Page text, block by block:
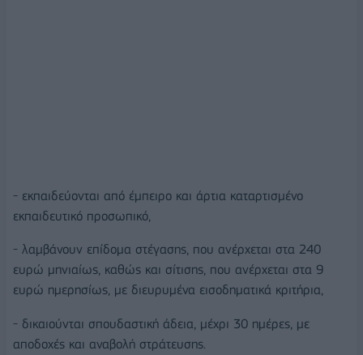
- εκπαιδεύονται από έμπειρο και άρτια καταρτισμένο
εκπαιδευτικό προσωπικό,
- λαμβάνουν επίδομα στέγασης, που ανέρχεται στα 240
ευρώ μηνιαίως, καθώς και σίτισης, που ανέρχεται στα 9
ευρώ ημερησίως, με διευρυμένα εισοδηματικά κριτήρια,
- δικαιούνται σπουδαστική άδεια, μέχρι 30 ημέρες, με
αποδοχές και αναβολή στράτευσης.